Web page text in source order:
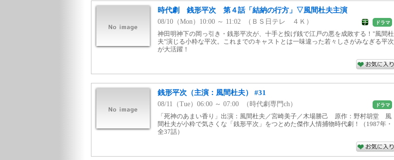
時代劇 銭形平次 第４話「結納の行方」▽風間杜夫主演
08/10（Mon）10:00 ～ 11:02 （ＢＳ日テレ ４Ｋ） ドラマ
神田明神下の岡っ引き・銭形平次が、十手と投げ銭で江戸の悪を成敗する！"風間杜
夫"演じる小粋な平次。これまでのキャストとは一味違った若々しさがみなぎる平次
が大活躍！
銭形平次（主演：風間杜夫） #31
08/11（Tue）06:00 ～ 07:00 （時代劇専門ch） ドラマ
「死神のあまい香り」出演：風間杜夫／宮崎美子／木場勝己 原作：野村胡堂 風
間杜夫が小粋で気さくな「銭形平次」をつとめた傑作人情捕物時代劇！（1987年・
全37話）